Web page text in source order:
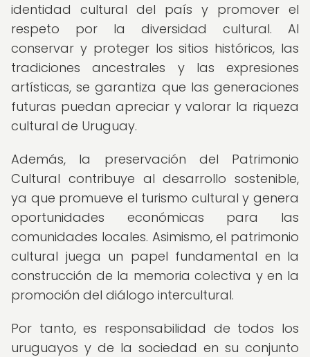
identidad cultural del país y promover el
respeto por la diversidad cultural. Al
conservar y proteger los sitios históricos, las
tradiciones ancestrales y las expresiones
artísticas, se garantiza que las generaciones
futuras puedan apreciar y valorar la riqueza
cultural de Uruguay.
Además, la preservación del Patrimonio
Cultural contribuye al desarrollo sostenible,
ya que promueve el turismo cultural y genera
oportunidades económicas para las
comunidades locales. Asimismo, el patrimonio
cultural juega un papel fundamental en la
construcción de la memoria colectiva y en la
promoción del diálogo intercultural.
Por tanto, es responsabilidad de todos los
uruguayos y de la sociedad en su conjunto